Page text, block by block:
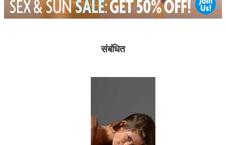
संबंधित